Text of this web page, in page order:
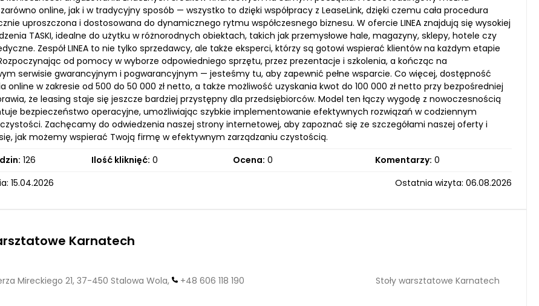
online, jak i w tradycyjny sposób — wszystko to dzięki współpracy z LeaseLink, dzięki czemu cała procedura
uproszczona i dostosowana do dynamicznego rytmu współczesnego biznesu. W ofercie LINEA znajdują się wysokiej
TASKI, idealne do użytku w różnorodnych obiektach, takich jak przemysłowe hale, magazyny, sklepy, hotele czy
Zespół LINEA to nie tylko sprzedawcy, ale także eksperci, którzy są gotowi wspierać klientów na każdym etapie
od pomocy w wyborze odpowiedniego sprzętu, przez prezentacje i szkolenia, a kończąc na
serwisie gwarancyjnym i pogwarancyjnym — jesteśmy tu, aby zapewnić pełne wsparcie. Co więcej, dostępność
online w zakresie od 500 do 50 000 zł netto, a także możliwość uzyskania kwot do 100 000 zł netto przy bezpośredniej
że leasing staje się jeszcze bardziej przystępny dla przedsiębiorców. Model ten łączy wygodę z nowoczesnością
bezpieczeństwo operacyjne, umożliwiając szybkie implementowanie efektywnych rozwiązań w codziennym
Zachęcamy do odwiedzenia naszej strony internetowej, aby zapoznać się ze szczegółami naszej oferty i
jak możemy wspierać Twoją firmę w efektywnym zarządzaniu czystością.
126 Ilość kliknięć: 0 Ocena: 0 Komentarzy: 0
15.04.2026
Ostatnia wizyta: 06.08.2026
Karnatech
Mireckiego 21, 37-450 Stalowa Wola, +48 606 118 190 Stoły warsztatowe Karnatech